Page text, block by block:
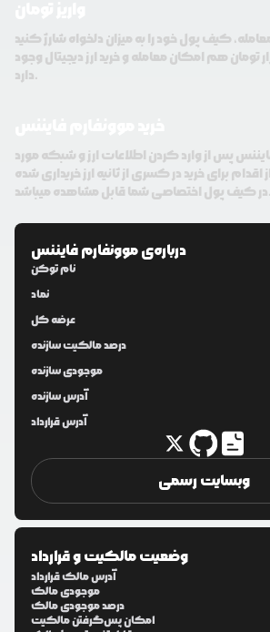
حتی با 100 هزار تومان هم امکان معامله و خرید ارز دیجیتال وجود
دارد.
پس از وارد کردن اطلاعات ارز و شبکه مورد
برای خرید در کسری از ثانیه ارز خریداری شده
در کیف پول اختصاصی شما قابل مشاهده میباشد.
درباره‌یموونفارم فایننس
نام توکن
نماد
عرضه کل
درصد مالکیت سازنده
موجودی سازنده
آدرس سازنده
آدرس قرارداد
وبسایت رسمی
وضعیت مالکیت و قرارداد
آدرس مالک قرارداد
موجودی مالک
درصد موجودی مالک
امکان پس‌گرفتن مالکیت